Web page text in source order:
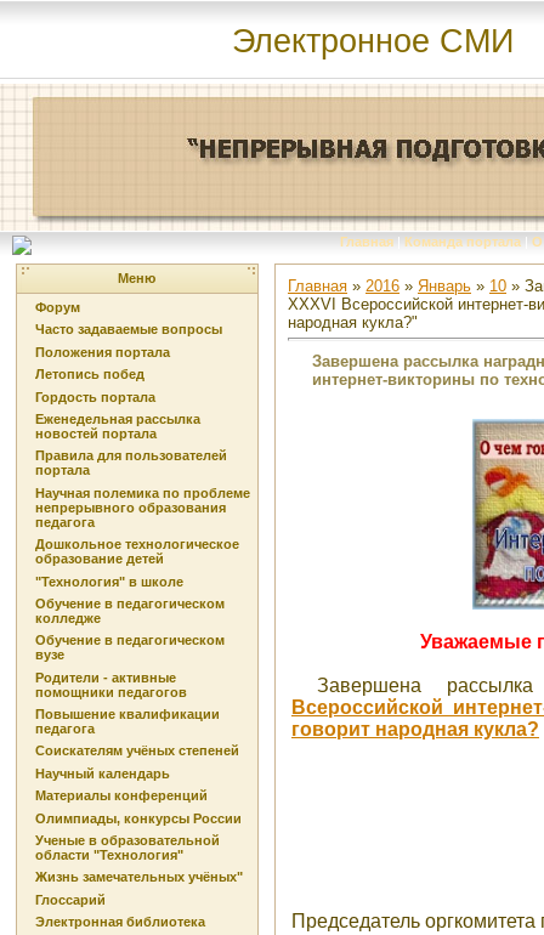
Электронное СМИ
Главная | Команда портала | О
Меню
Форум
Часто задаваемые вопросы
Положения портала
Летопись побед
Гордость портала
Еженедельная рассылка
новостей портала
Правила для пользователей
портала
Научная полемика по проблеме
непрерывного образования
педагога
Дошкольное технологическое
образование детей
"Технология" в школе
Обучение в педагогическом
колледже
Обучение в педагогическом
вузе
Родители - активные
помощники педагогов
Повышение квалификации
педагога
Соискателям учёных степеней
Научный календарь
Материалы конференций
Олимпиады, конкурсы России
Ученые в образовательной
области "Технология"
Жизнь замечательных учёных"
Глоссарий
Электронная библиотека
Главная » 2016 » Январь » 10 »
XXXVI Всероссийской интернет-
народная кукла?"
Завершена рассылка
интернет-викторины по
Уважаемые
Завершена
Всероссийской
говорит народная кукла?
Председатель